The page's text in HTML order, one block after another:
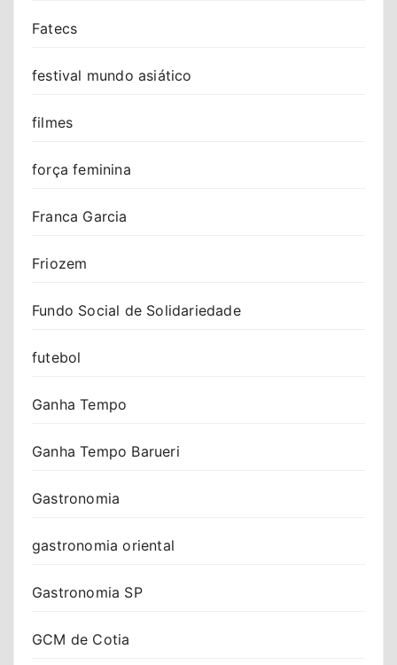
Fatecs
festival mundo asiático
filmes
força feminina
Franca Garcia
Friozem
Fundo Social de Solidariedade
futebol
Ganha Tempo
Ganha Tempo Barueri
Gastronomia
gastronomia oriental
Gastronomia SP
GCM de Cotia